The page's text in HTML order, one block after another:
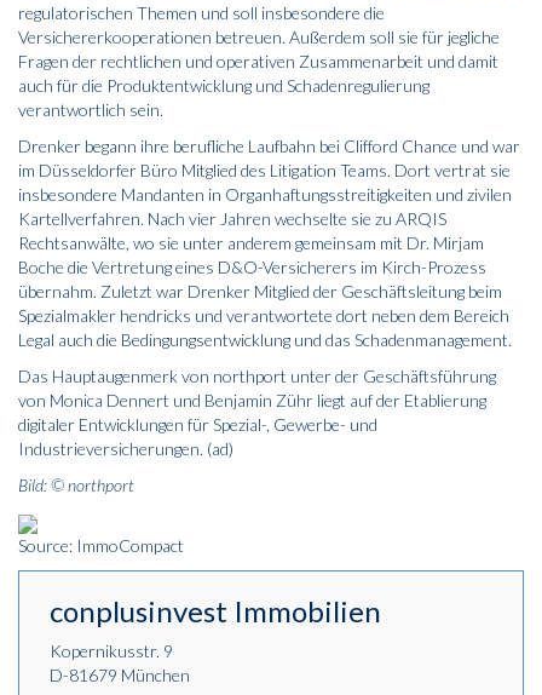
regulatorischen Themen und soll insbesondere die
Versichererkooperationen betreuen. Außerdem soll sie für jegliche
Fragen der rechtlichen und operativen Zusammenarbeit und damit
auch für die Produktentwicklung und Schadenregulierung
verantwortlich sein.
Drenker begann ihre berufliche Laufbahn bei Clifford Chance und war
im Düsseldorfer Büro Mitglied des Litigation Teams. Dort vertrat sie
insbesondere Mandanten in Organhaftungsstreitigkeiten und zivilen
Kartellverfahren. Nach vier Jahren wechselte sie zu ARQIS
Rechtsanwälte, wo sie unter anderem gemeinsam mit Dr. Mirjam
Boche die Vertretung eines D&O-Versicherers im Kirch-Prozess
übernahm. Zuletzt war Drenker Mitglied der Geschäftsleitung beim
Spezialmakler hendricks und verantwortete dort neben dem Bereich
Legal auch die Bedingungsentwicklung und das Schadenmanagement.
Das Hauptaugenmerk von northport unter der Geschäftsführung
von Monica Dennert und Benjamin Zühr liegt auf der Etablierung
digitaler Entwicklungen für Spezial-, Gewerbe- und
Industrieversicherungen. (ad)
Bild: © northport
Source: ImmoCompact
conplusinvest Immobilien
Kopernikusstr. 9
D-81679 München